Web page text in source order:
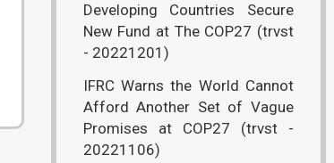
Developing Countries Secure
New Fund at The COP27 (trvst
- 20221201)
IFRC Warns the World Cannot
Afford Another Set of Vague
Promises at COP27 (trvst -
20221106)